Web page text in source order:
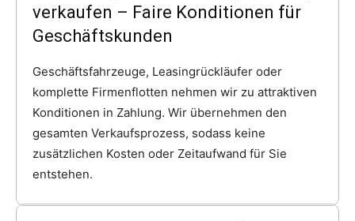
verkaufen – Faire Konditionen für
Geschäftskunden
Geschäftsfahrzeuge, Leasingrückläufer oder
komplette Firmenflotten nehmen wir zu attraktiven
Konditionen in Zahlung. Wir übernehmen den
gesamten Verkaufsprozess, sodass keine
zusätzlichen Kosten oder Zeitaufwand für Sie
entstehen.